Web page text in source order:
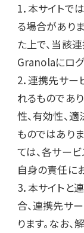
1．本サイトで
る場合があり
た上で、当該
Granolaにログ
2．連携先サー
れるものであ
性、有効性、
ものではあり
ては、各サー
自身の責任に
3．本サイトと
合、連携先サ
ります。なお